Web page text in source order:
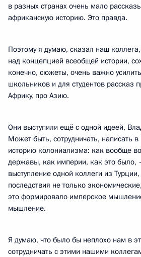
в разных странах очень мало
африканскую историю. Это правда.
Поэтому я думаю, сказал наш
над концепцией всеобщей истории,
конечно, сюжеты, очень важно
школьников и для студентов рассказ
Африку, про Азию.
Они выступили ещё с одной идеей,
Может быть, сотрудничать, написать
историю колониализма: как вообще
державы, как империи, как это было,
выступление одной коллеги из
последствия не только
это формировало имперское
мышление.
Я думаю, что было бы неплохо нам в
сотрудничать с этими нашими